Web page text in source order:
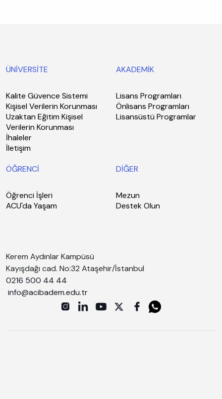
ÜNİVERSİTE
Kalite Güvence Sistemi
Kişisel Verilerin Korunması
Uzaktan Eğitim Kişisel
Verilerin Korunması
İhaleler
İletişim
AKADEMİK
Lisans Programları
Önlisans Programları
Lisansüstü Programlar
ÖĞRENCİ
Öğrenci İşleri
ACU'da Yaşam
DİĞER
Mezun
Destek Olun
Kerem Aydınlar Kampüsü
Kayışdağı cad. No:32 Ataşehir/İstanbul
0216 500 44 44
info@acibadem.edu.tr